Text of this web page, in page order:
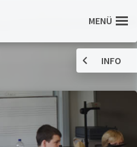
MENÜ
INFO